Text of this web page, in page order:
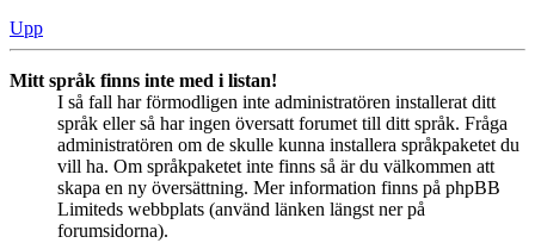
Upp
Mitt språk finns inte med i listan!
I så fall har förmodligen inte administratören installerat ditt
språk eller så har ingen översatt forumet till ditt språk. Fråga
administratören om de skulle kunna installera språkpaketet du
vill ha. Om språkpaketet inte finns så är du välkommen att
skapa en ny översättning. Mer information finns på phpBB
Limiteds webbplats (använd länken längst ner på
forumsidorna).